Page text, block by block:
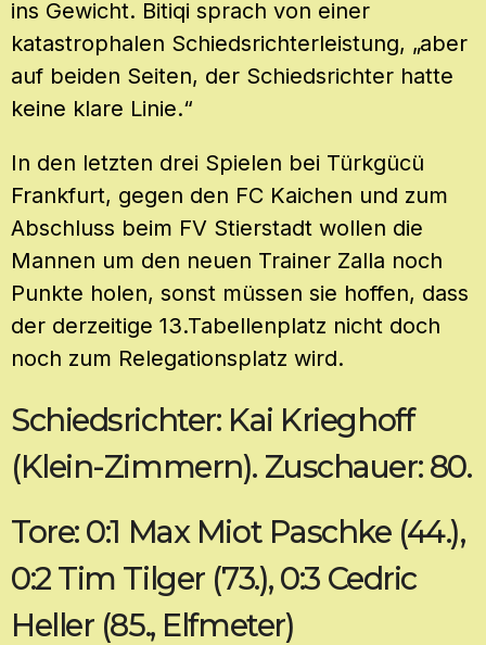
ins Gewicht. Bitiqi sprach von einer
katastrophalen Schiedsrichterleistung, „aber
auf beiden Seiten, der Schiedsrichter hatte
keine klare Linie.“
In den letzten drei Spielen bei Türkgücü
Frankfurt, gegen den FC Kaichen und zum
Abschluss beim FV Stierstadt wollen die
Mannen um den neuen Trainer Zalla noch
Punkte holen, sonst müssen sie hoffen, dass
der derzeitige 13.Tabellenplatz nicht doch
noch zum Relegationsplatz wird.
Schiedsrichter: Kai Krieghoff
(Klein-Zimmern). Zuschauer: 80.
Tore: 0:1 Max Miot Paschke (44.),
0:2 Tim Tilger (73.), 0:3 Cedric
Heller (85., Elfmeter)